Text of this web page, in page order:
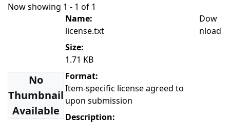
Now showing 1 - 1 of 1
No
Thumbnail
Available
Name:
license.txt
Size:
1.71 KB
Format:
Item-specific license agreed to
upon submission
Description:
Dow
nload